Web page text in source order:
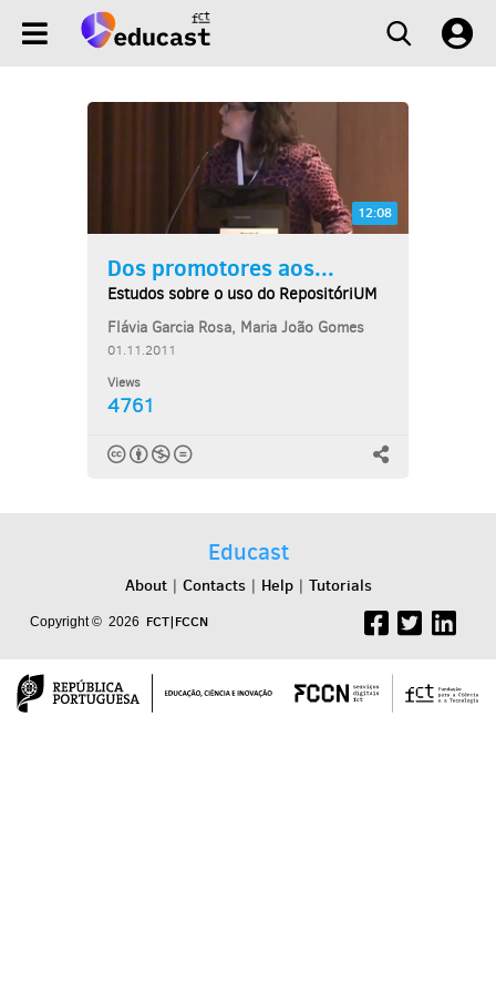
12:08
Dos promotores aos...
Estudos sobre o uso do RepositóriUM
Flávia Garcia Rosa, Maria João Gomes
01.11.2011
Views
4761
Educast
About| Contacts| Help| Tutorials
Copyright © 2026 FCT|FCCN